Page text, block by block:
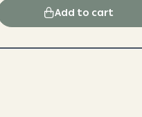
Add to cart